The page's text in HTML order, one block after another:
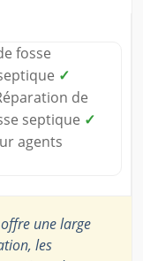
fosse
✓
de
septique ✓
agents
une large
les